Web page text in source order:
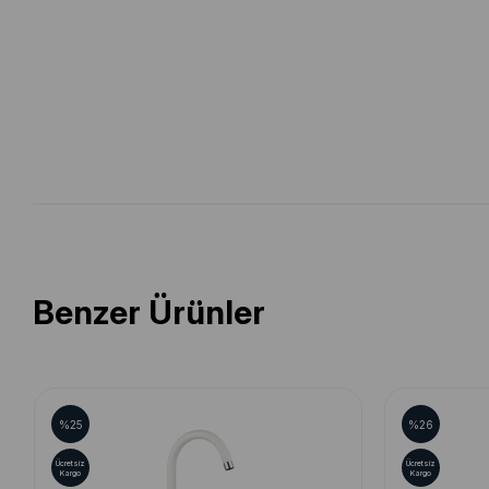
Benzer Ürünler
%25
Ücretsiz
Kargo
%26
Ücretsiz
Kargo